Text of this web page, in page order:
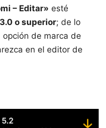
– Editar» esté
o superior; de lo
de marca de
en el editor de